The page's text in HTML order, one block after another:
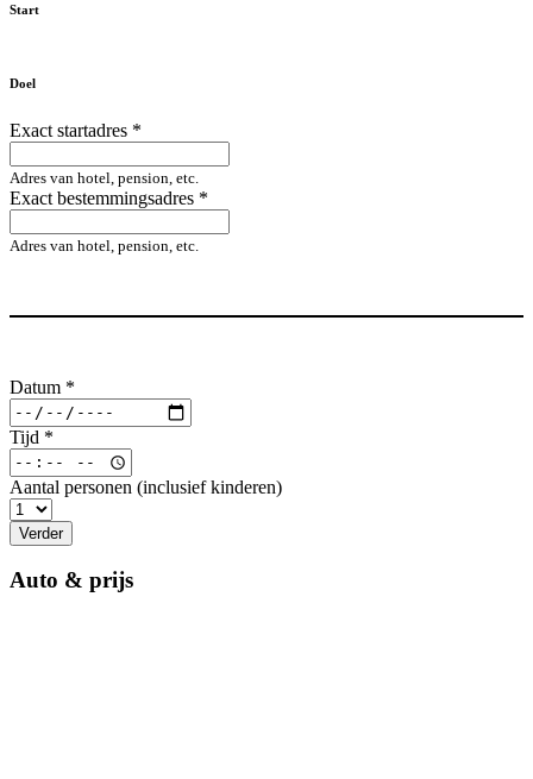
Start
Doel
Exact startadres *
Adres van hotel, pension, etc.
Exact bestemmingsadres *
Adres van hotel, pension, etc.
Datum *
Tijd *
Aantal personen (inclusief kinderen)
Verder
Auto & prijs